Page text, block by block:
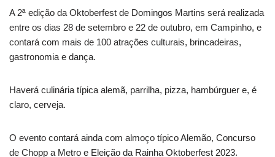
A 2ª edição da Oktoberfest de Domingos Martins será realizada
entre os dias 28 de setembro e 22 de outubro, em Campinho, e
contará com mais de 100 atrações culturais, brincadeiras,
gastronomia e dança.
Haverá culinária típica alemã, parrilha, pizza, hambúrguer e, é
claro, cerveja.
O evento contará ainda com almoço típico Alemão, Concurso
de Chopp a Metro e Eleição da Rainha Oktoberfest 2023.